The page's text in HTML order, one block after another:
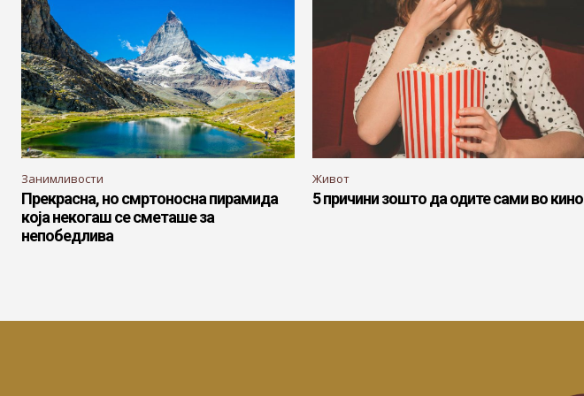
Занимливости
Прекрасна, но смртоносна пирамида
која некогаш се сметаше за
непобедлива
Живот
5 причини зошто да одите сами во кино